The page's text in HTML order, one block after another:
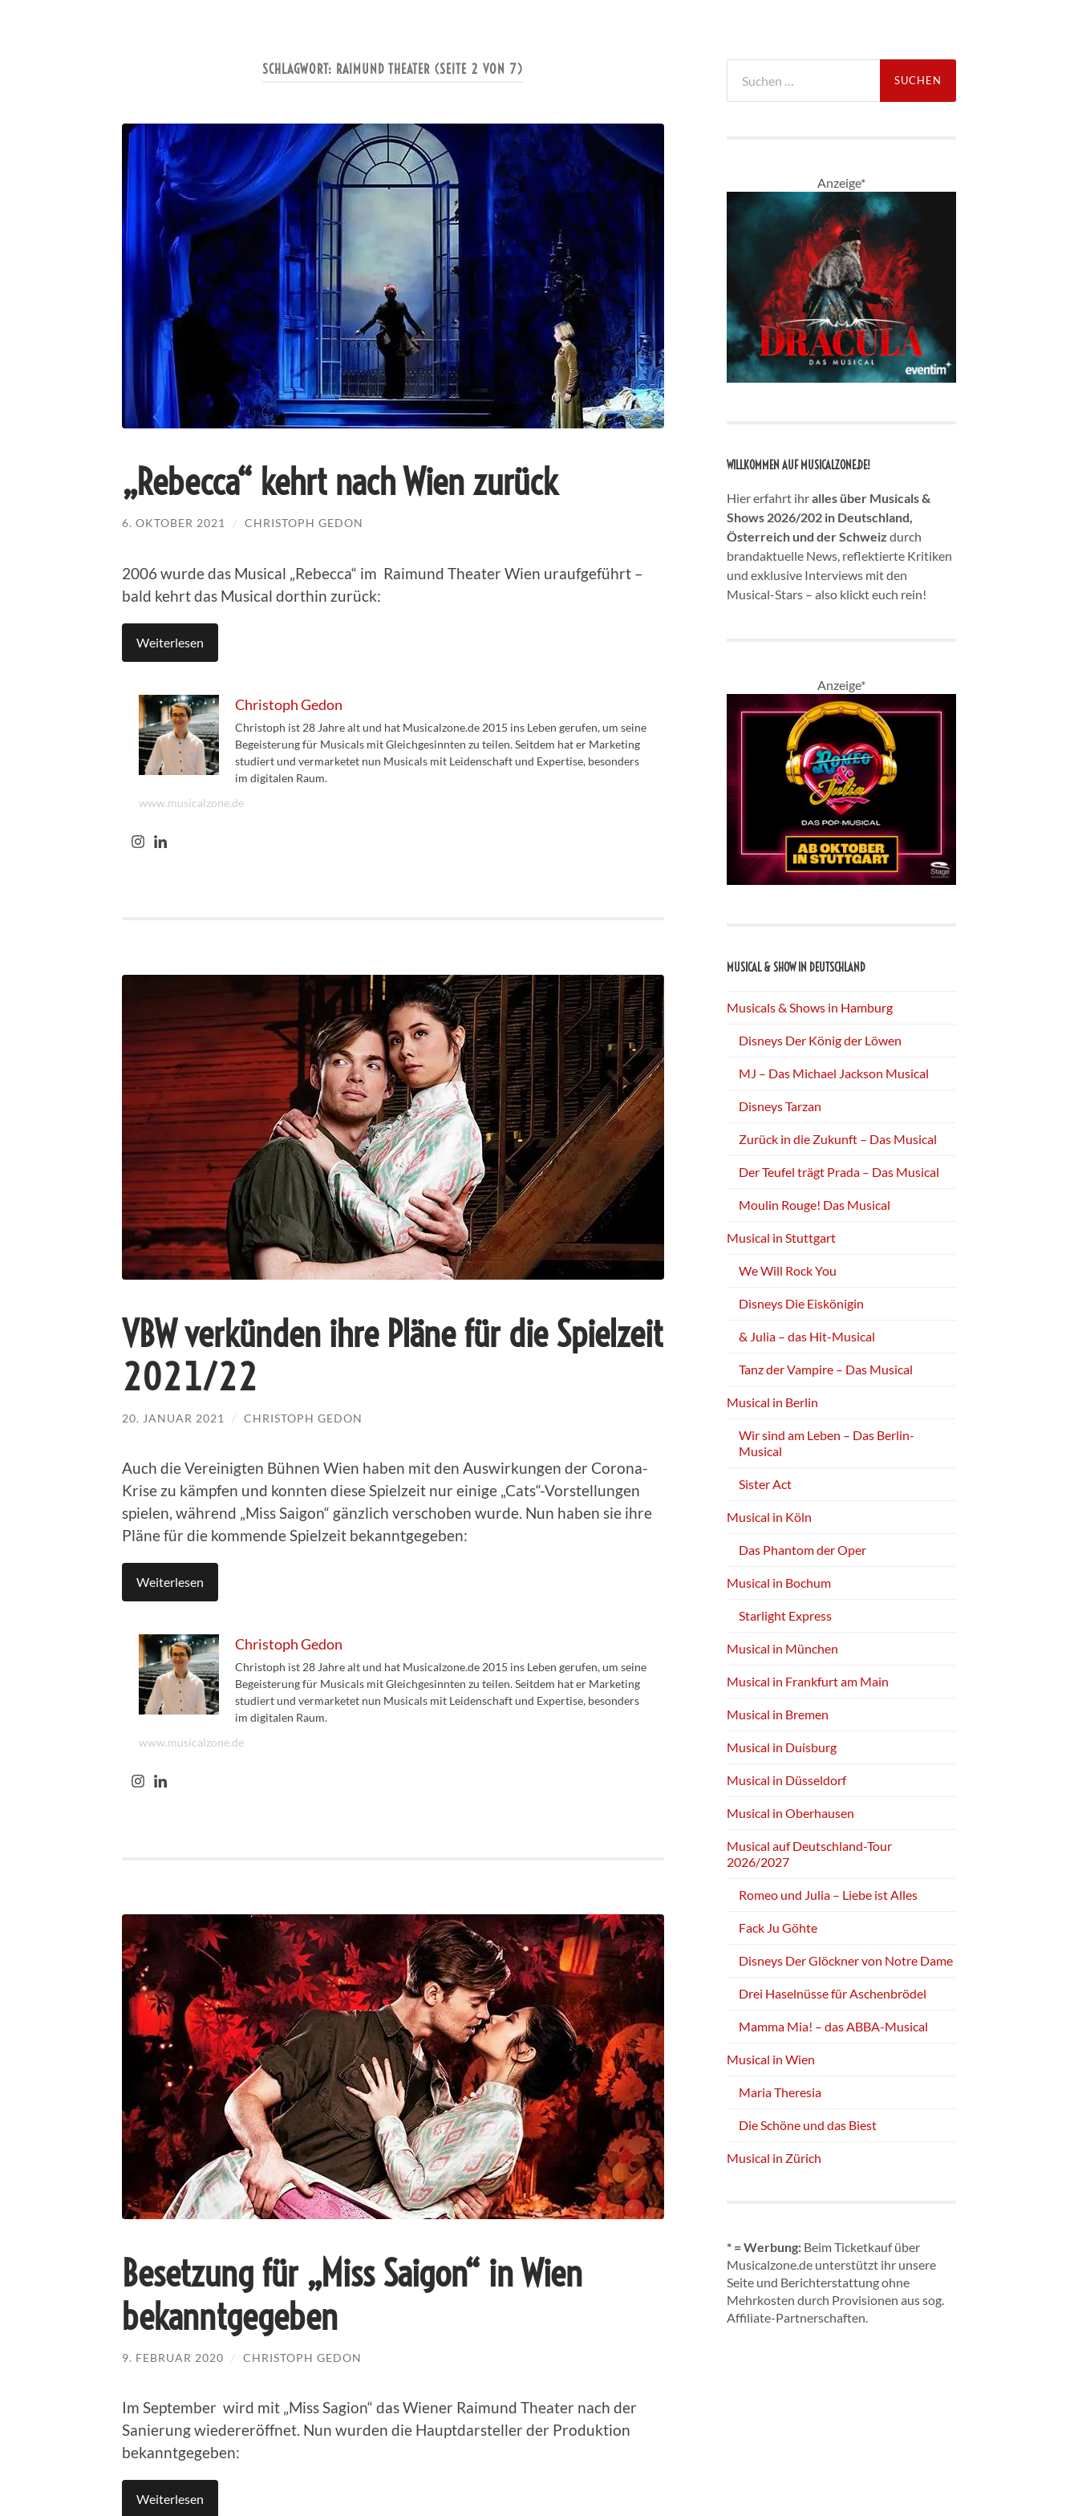
SCHLAGWORT: RAIMUND THEATER (SEITE 2 VON 7)
„Rebecca“ kehrt nach Wien zurück
6. OKTOBER 2021 / CHRISTOPH GEDON
2006 wurde das Musical „Rebecca“ im Raimund Theater Wien uraufgeführt –
bald kehrt das Musical dorthin zurück:
Weiterlesen
Christoph Gedon
Christoph ist 28 Jahre alt und hat Musicalzone.de 2015 ins Leben gerufen, um seine
Begeisterung für Musicals mit Gleichgesinnten zu teilen. Seitdem hat er Marketing
studiert und vermarketet nun Musicals mit Leidenschaft und Expertise, besonders
im digitalen Raum.
www.musicalzone.de
VBW verkünden ihre Pläne für die Spielzeit
2021/22
20. JANUAR 2021 / CHRISTOPH GEDON
Auch die Vereinigten Bühnen Wien haben mit den Auswirkungen der Corona-
Krise zu kämpfen und konnten diese Spielzeit nur einige „Cats“-Vorstellungen
spielen, während „Miss Saigon“ gänzlich verschoben wurde. Nun haben sie ihre
Pläne für die kommende Spielzeit bekanntgegeben:
Weiterlesen
Christoph Gedon
Christoph ist 28 Jahre alt und hat Musicalzone.de 2015 ins Leben gerufen, um seine
Begeisterung für Musicals mit Gleichgesinnten zu teilen. Seitdem hat er Marketing
studiert und vermarketet nun Musicals mit Leidenschaft und Expertise, besonders
im digitalen Raum.
www.musicalzone.de
Besetzung für „Miss Saigon“ in Wien
bekanntgegeben
9. FEBRUAR 2020 / CHRISTOPH GEDON
Im September wird mit „Miss Sagion“ das Wiener Raimund Theater nach der
Sanierung wiedereröffnet. Nun wurden die Hauptdarsteller der Produktion
bekanntgegeben:
Weiterlesen
nach:
Anzeige*
WILLKOMMEN AUF MUSICALZONE.DE!
Hier erfahrt ihralles über Musicals &
Shows 2026/202 in Deutschland,
Österreich und der Schweiz durch
brandaktuelle News, reflektierte Kritiken
und exklusive Interviews mit den
Musical-Stars – also klickt euch rein!
Anzeige*
MUSICAL & SHOW IN DEUTSCHLAND
Musicals & Shows in Hamburg
Disneys Der König der Löwen
MJ – Das Michael Jackson Musical
Disneys Tarzan
Zurück in die Zukunft – Das Musical
Der Teufel trägt Prada – Das Musical
Moulin Rouge! Das Musical
Musical in Stuttgart
We Will Rock You
Disneys Die Eiskönigin
& Julia – das Hit-Musical
Tanz der Vampire – Das Musical
Musical in Berlin
Wir sind am Leben – Das Berlin-
Musical
Sister Act
Musical in Köln
Das Phantom der Oper
Musical in Bochum
Starlight Express
Musical in München
Musical in Frankfurt am Main
Musical in Bremen
Musical in Duisburg
Musical in Düsseldorf
Musical in Oberhausen
Musical auf Deutschland-Tour
2026/2027
Romeo und Julia – Liebe ist Alles
Fack Ju Göhte
Disneys Der Glöckner von Notre Dame
Drei Haselnüsse für Aschenbrödel
Mamma Mia! – das ABBA-Musical
Musical in Wien
Maria Theresia
Die Schöne und das Biest
Musical in Zürich
* = Werbung: Beim Ticketkauf über
Musicalzone.de unterstützt ihr unsere
Seite und Berichterstattung ohne
Mehrkosten durch Provisionen aus sog.
Affiliate-Partnerschaften.